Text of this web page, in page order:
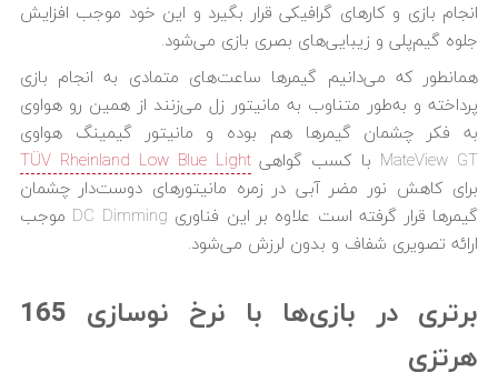
انجام بازی و کارهای گرافیکی قرار بگیرد و این خود موجب افزایش
جلوه گیم‌پلی و زیبایی‌های بصری بازی می‌شود.
همانطور که می‌دانیم گیمرها ساعت‌های متمادی به انجام بازی
پرداخته و به‌طور متناوب به مانیتور زل می‌زنند از همین رو هواوی
به فکر چشمان گیمرها هم بوده و مانیتور گیمینگ هواوی
MateView GT با کسب گواهی
TÜV Rheinland Low Blue Light
برای کاهش نور مضر آبی در زمره مانیتورهای دوست‌دار چشمان
گیمرها قرار گرفته است علاوه بر این فناوری DC Dimming موجب
ارائه تصویری شفاف و بدون لرزش می‌شود.
برتری در بازی‌ها با نرخ نوسازی 165
هرتزی